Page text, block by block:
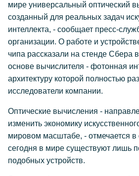
мире универсальный оптический
созданный для реальных задач
интеллекта, - сообщает пресс-
организации. О работе и
чипа рассказали на стенде
основе вычислителя - фотонная
архитектуру которой полностью
исследователи компании.
Оптические вычисления -
изменить экономику
мировом масштабе, - отмечается
сегодня в мире существуют лишь
подобных устройств.